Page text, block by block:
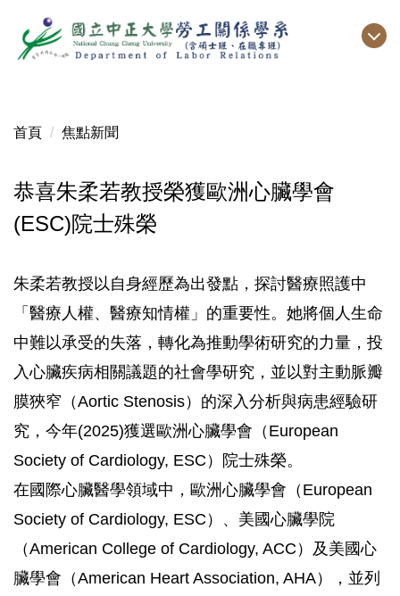
到
主
區
首頁 焦點新聞
恭喜朱柔若教授榮獲歐洲心臟學會
(ESC)院士殊榮
朱柔若教授以自身經歷為出發點，探討醫療照護中
「醫療人權、醫療知情權」的重要性。她將個人生命
中難以承受的失落，轉化為推動學術研究的力量，投
入心臟疾病相關議題的社會學研究，並以對主動脈瓣
膜狹窄（Aortic Stenosis）的深入分析與病患經驗研
究，今年(2025)獲選歐洲心臟學會（European
Society of Cardiology, ESC）院士殊榮。
在國際心臟醫學領域中，歐洲心臟學會（European
Society of Cardiology, ESC）、美國心臟學院
（American College of Cardiology, ACC）及美國心
臟學會（American Heart Association, AHA），並列